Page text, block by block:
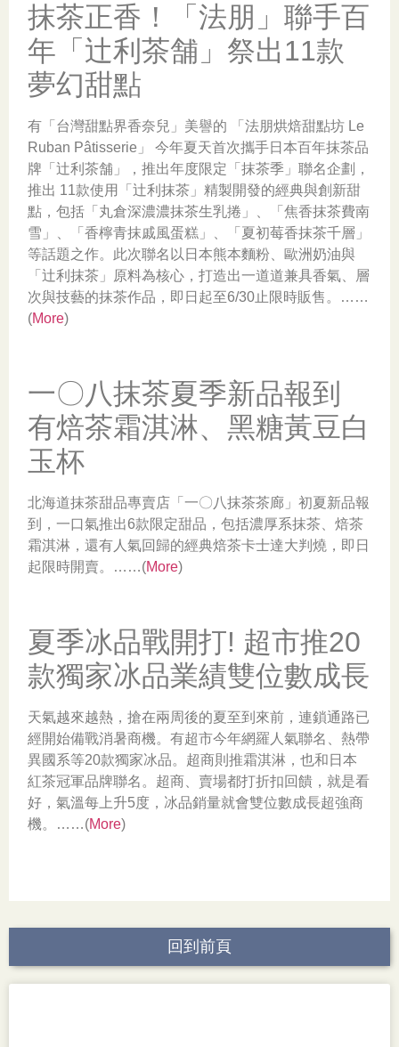
抹茶正香！「法朋」聯手百
年「辻利茶舗」祭出11款
夢幻甜點
有「台灣甜點界香奈兒」美譽的 「法朋烘焙甜點坊 Le
Ruban Pâtisserie」 今年夏天首次攜手日本百年抹茶品
牌「辻利茶舗」，推出年度限定「抹茶季」聯名企劃，
推出 11款使用「辻利抹茶」精製開發的經典與創新甜
點，包括「丸倉深濃濃抹茶生乳捲」、「焦香抹茶費南
雪」、「香檸青抹戚風蛋糕」、「夏初莓香抹茶千層」
等話題之作。此次聯名以日本熊本麵粉、歐洲奶油與
「辻利抹茶」原料為核心，打造出一道道兼具香氣、層
次與技藝的抹茶作品，即日起至6/30止限時販售。……
(More)
一〇八抹茶夏季新品報到
有焙茶霜淇淋、黑糖黃豆白
玉杯
北海道抹茶甜品專賣店「一〇八抹茶茶廊」初夏新品報
到，一口氣推出6款限定甜品，包括濃厚系抹茶、焙茶
霜淇淋，還有人氣回歸的經典焙茶卡士達大判燒，即日
起限時開賣。……(More)
夏季冰品戰開打! 超市推20
款獨家冰品業績雙位數成長
天氣越來越熱，搶在兩周後的夏至到來前，連鎖通路已
經開始備戰消暑商機。有超市今年網羅人氣聯名、熱帶
異國系等20款獨家冰品。超商則推霜淇淋，也和日本
紅茶冠軍品牌聯名。超商、賣場都打折扣回饋，就是看
好，氣溫每上升5度，冰品銷量就會雙位數成長超強商
機。……(More)
回到前頁